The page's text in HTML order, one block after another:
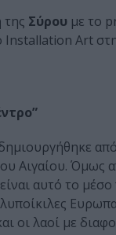
της Σύρου με το
Installation Art
Αιγαίου. Όμως
αυτό το
οι λαοί με